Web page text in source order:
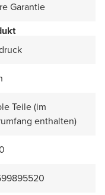
Garantie
Teile (im
enthalten)